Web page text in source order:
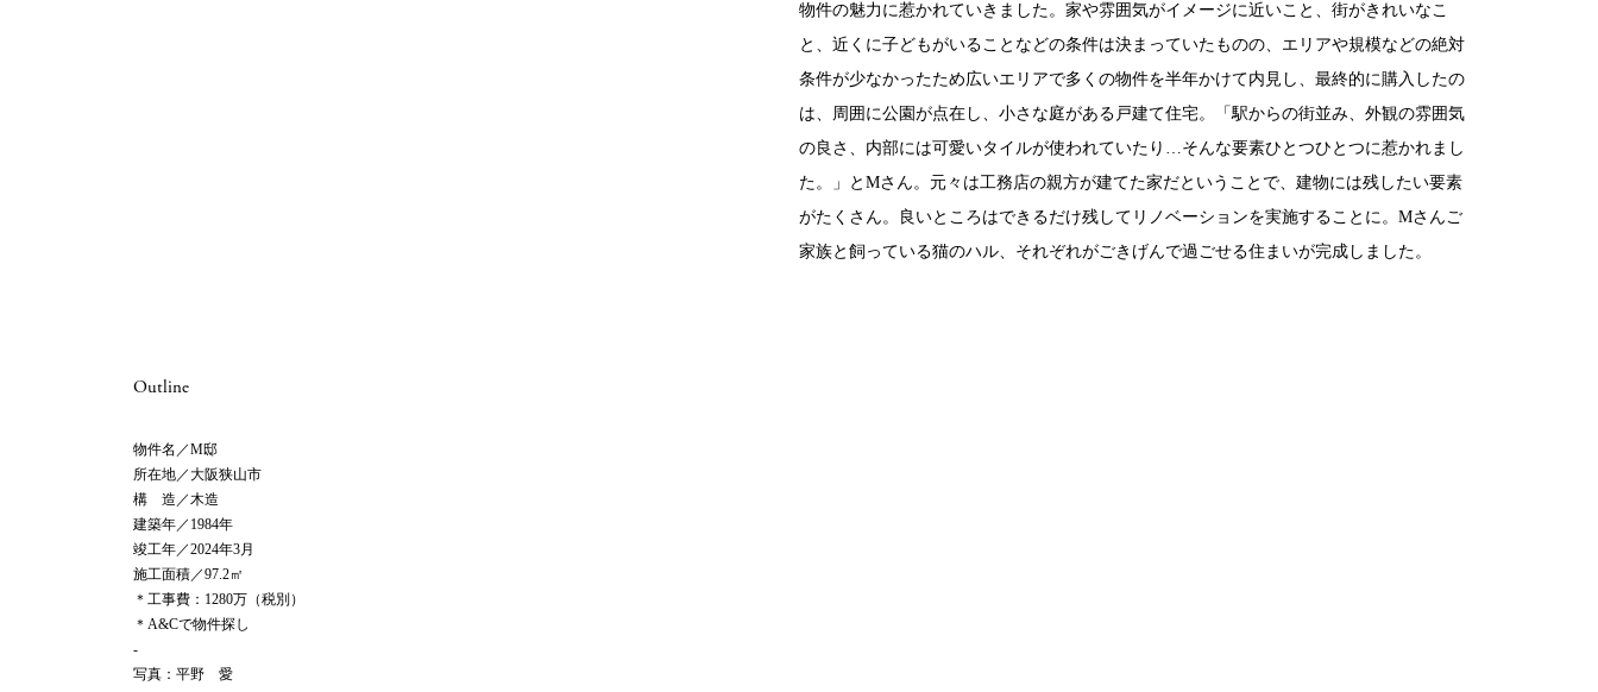
物件の魅力に惹かれていきました。家や雰囲気がイメージに近いこと、街がきれいなこ
と、近くに子どもがいることなどの条件は決まっていたものの、エリアや規模などの絶対
条件が少なかったため広いエリアで多くの物件を半年かけて内見し、最終的に購入したの
は、周囲に公園が点在し、小さな庭がある戸建て住宅。「駅からの街並み、外観の雰囲気
の良さ、内部には可愛いタイルが使われていたり…そんな要素ひとつひとつに惹かれまし
た。」とMさん。元々は工務店の親方が建てた家だということで、建物には残したい要素
がたくさん。良いところはできるだけ残してリノベーションを実施することに。Mさんご
家族と飼っている猫のハル、それぞれがごきげんで過ごせる住まいが完成しました。
Outline
物件名／M邸
所在地／大阪狭山市
構 造／木造
建築年／ 1984年
竣工年／2024年3月
施工面積／97.2㎡
＊工事費：1280万（税別）
＊A&Cで物件探し
写真： 平野 愛